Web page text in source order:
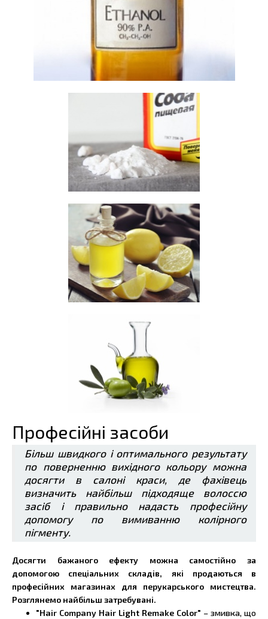
Професійні засоби
Більш швидкого і оптимального результату
по поверненню вихідного кольору можна
досягти в салоні краси, де фахівець
визначить найбільш підходяще волоссю
засіб і правильно надасть професійну
допомогу по вимиванню колірного
пігменту.
Досягти бажаного ефекту можна самостійно за
допомогою спеціальних складів, які продаються в
професійних магазинах для перукарського мистецтва.
Розглянемо найбільш затребувані.
"Hair Company Hair Light Remake Color" – змивка, що